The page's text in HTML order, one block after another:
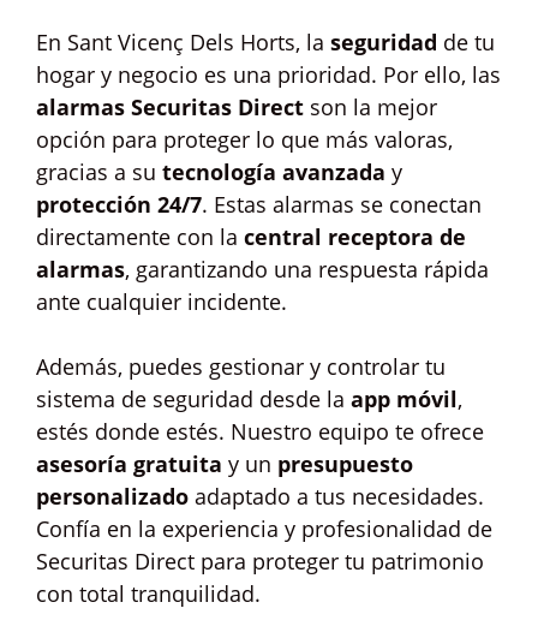
En Sant Vicenç Dels Horts, la seguridad de tu
hogar y negocio es una prioridad. Por ello, las
alarmas Securitas Direct son la mejor
opción para proteger lo que más valoras,
gracias a su tecnología avanzada y
protección 24/7. Estas alarmas se conectan
directamente con la central receptora de
alarmas, garantizando una respuesta rápida
ante cualquier incidente.
Además, puedes gestionar y controlar tu
sistema de seguridad desde la app móvil,
estés donde estés. Nuestro equipo te ofrece
asesoría gratuita y un presupuesto
personalizado adaptado a tus necesidades.
Confía en la experiencia y profesionalidad de
Securitas Direct para proteger tu patrimonio
con total tranquilidad.